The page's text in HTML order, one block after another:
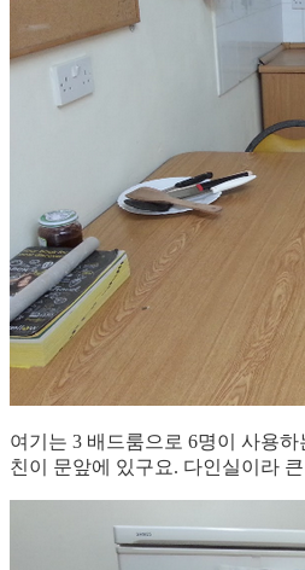
여기는 3 배드룸으로 6명이 사용
친이 문앞에 있구요. 다인실이라